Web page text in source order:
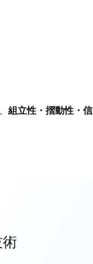
組立性・摺動性・